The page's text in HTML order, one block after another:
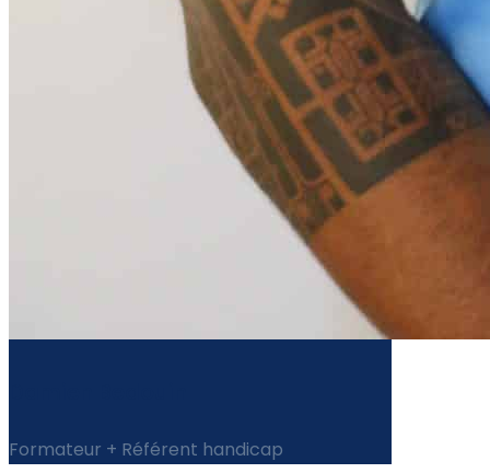
Formateur + Référent handicap